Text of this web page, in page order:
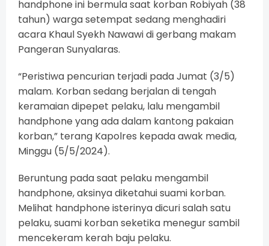
handphone ini bermula saat korban Robiyah (38
tahun) warga setempat sedang menghadiri
acara Khaul Syekh Nawawi di gerbang makam
Pangeran Sunyalaras.
“Peristiwa pencurian terjadi pada Jumat (3/5)
malam. Korban sedang berjalan di tengah
keramaian dipepet pelaku, lalu mengambil
handphone yang ada dalam kantong pakaian
korban,” terang Kapolres kepada awak media,
Minggu (5/5/2024).
Beruntung pada saat pelaku mengambil
handphone, aksinya diketahui suami korban.
Melihat handphone isterinya dicuri salah satu
pelaku, suami korban seketika menegur sambil
mencekeram kerah baju pelaku.